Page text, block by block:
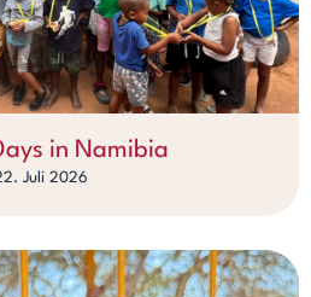
in Namibia
Juli 2026